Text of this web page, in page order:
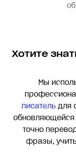
Хотите
Мы
писатель для
обновляющейся
точно
фразы,